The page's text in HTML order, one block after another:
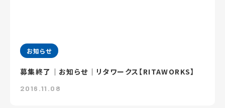
お知らせ
募集終了｜お知らせ｜リタワークス【RITAWORKS】
2016.11.08